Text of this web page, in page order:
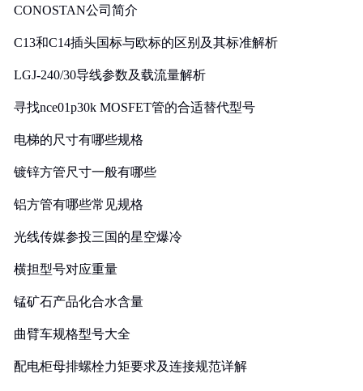
CONOSTAN公司简介
C13和C14插头国标与欧标的区别及其标准解析
LGJ-240/30导线参数及载流量解析
寻找nce01p30k MOSFET管的合适替代型号
电梯的尺寸有哪些规格
镀锌方管尺寸一般有哪些
铝方管有哪些常见规格
光线传媒参投三国的星空爆冷
横担型号对应重量
锰矿石产品化合水含量
曲臂车规格型号大全
配电柜母排螺栓力矩要求及连接规范详解